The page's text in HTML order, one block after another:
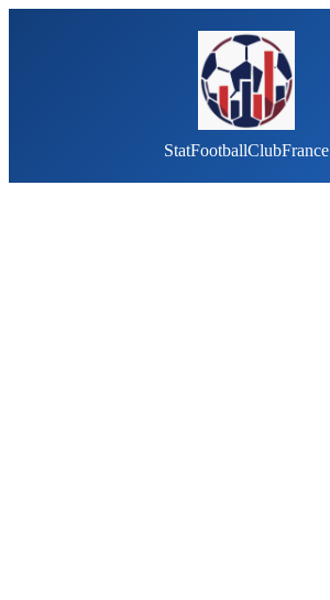
StatFootballClubFrance